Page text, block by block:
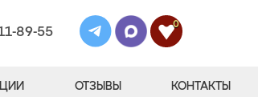
89-55
0
ОТЗЫВЫ КОНТАКТЫ